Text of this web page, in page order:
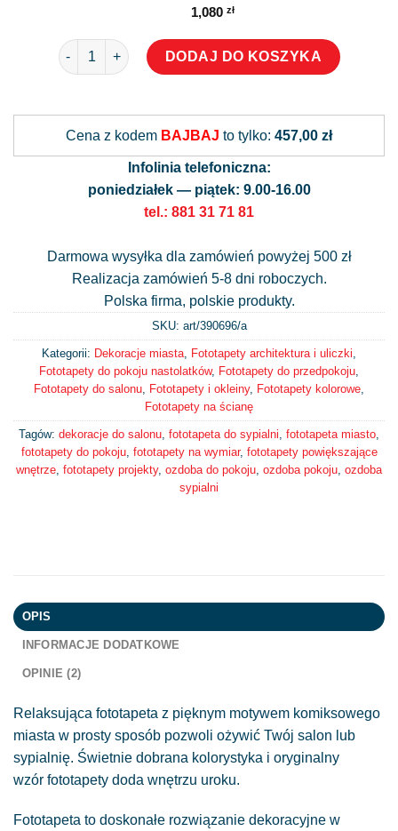
1,080 zł
ilość Kolorowe miasto fototapeta
DODAJ DO KOSZYKA
Cena z kodem BAJBAJ to tylko: 457,00 zł
Infolinia telefoniczna:
poniedziałek — piątek: 9.00-16.00
tel.: 881 31 71 81
Darmowa wysyłka dla zamówień powyżej 500 zł
Realizacja zamówień 5-8 dni roboczych.
Polska firma, polskie produkty.
SKU: art/390696/a
Kategorii: Dekoracje miasta Fototapety architektura i uliczki
Fototapety do pokoju nastolatków, Fototapety do przedpokoju
Fototapety do salonu
Fototapety i okleiny, Fototapety kolorowe
Fototapety na ścianę
Tagów: dekoracje do salonu fototapeta do sypialni fototapeta miasto
fototapety do pokoju, fototapety na wymiar, fototapety powiększające
wnętrze fototapety projekty, ozdoba do pokoju ozdoba pokoju ozdoba
sypialni
OPIS
INFORMACJE DODATKOWE
OPINIE (2)
Relaksująca fototapeta z pięknym motywem komiksowego
miasta w prosty sposób pozwoli ożywić Twój salon lub
sypialnię. Świetnie dobrana kolorystyka i oryginalny
wzór fototapety doda wnętrzu uroku.
Fototapeta to doskonałe rozwiązanie dekoracyjne w